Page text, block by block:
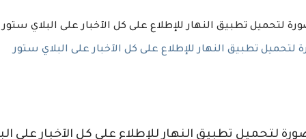
تطبيق النهار للإطلاع على كل الآخبار على البلاي ستور
لتحميل تطبيق النهار للإطلاع على كل الآخبار على